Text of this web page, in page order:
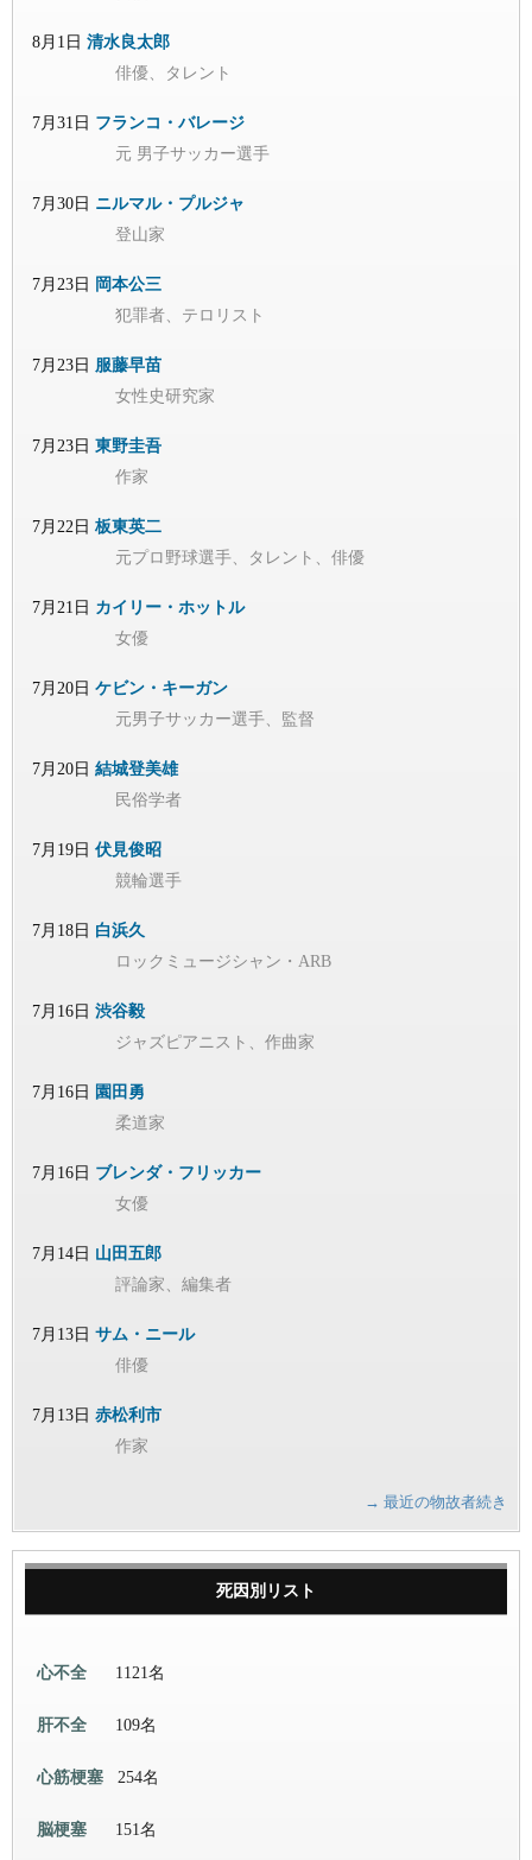
8月1日 清水良太郎
俳優、タレント
7月31日 フランコ・バレージ
元 男子サッカー選手
7月30日 ニルマル・プルジャ
登山家
7月23日 岡本公三
犯罪者、テロリスト
7月23日 服藤早苗
女性史研究家
7月23日 東野圭吾
作家
7月22日 板東英二
元プロ野球選手、タレント、俳優
7月21日 カイリー・ホットル
女優
7月20日 ケビン・キーガン
元男子サッカー選手、監督
7月20日 結城登美雄
民俗学者
7月19日 伏見俊昭
競輪選手
7月18日 白浜久
ロックミュージシャン・ARB
7月16日 渋谷毅
ジャズピアニスト、作曲家
7月16日 園田勇
柔道家
7月16日 ブレンダ・フリッカー
女優
7月14日 山田五郎
評論家、編集者
7月13日 サム・ニール
俳優
7月13日 赤松利市
作家
→ 最近の物故者続き
死因別リスト
心不全 1121名
肝不全 109名
心筋梗塞 254名
脳梗塞 151名